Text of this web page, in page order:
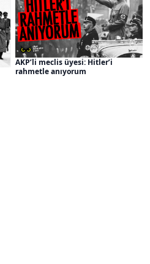
AKP’li meclis üyesi: Hitler’i
rahmetle anıyorum